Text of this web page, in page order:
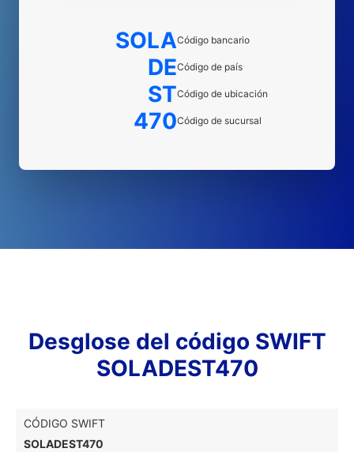
SOLACódigo bancario
DECódigo de país
STCódigo de ubicación
470Código de sucursal
Desglose del código SWIFT
SOLADEST470
CÓDIGO SWIFT
SOLADEST470